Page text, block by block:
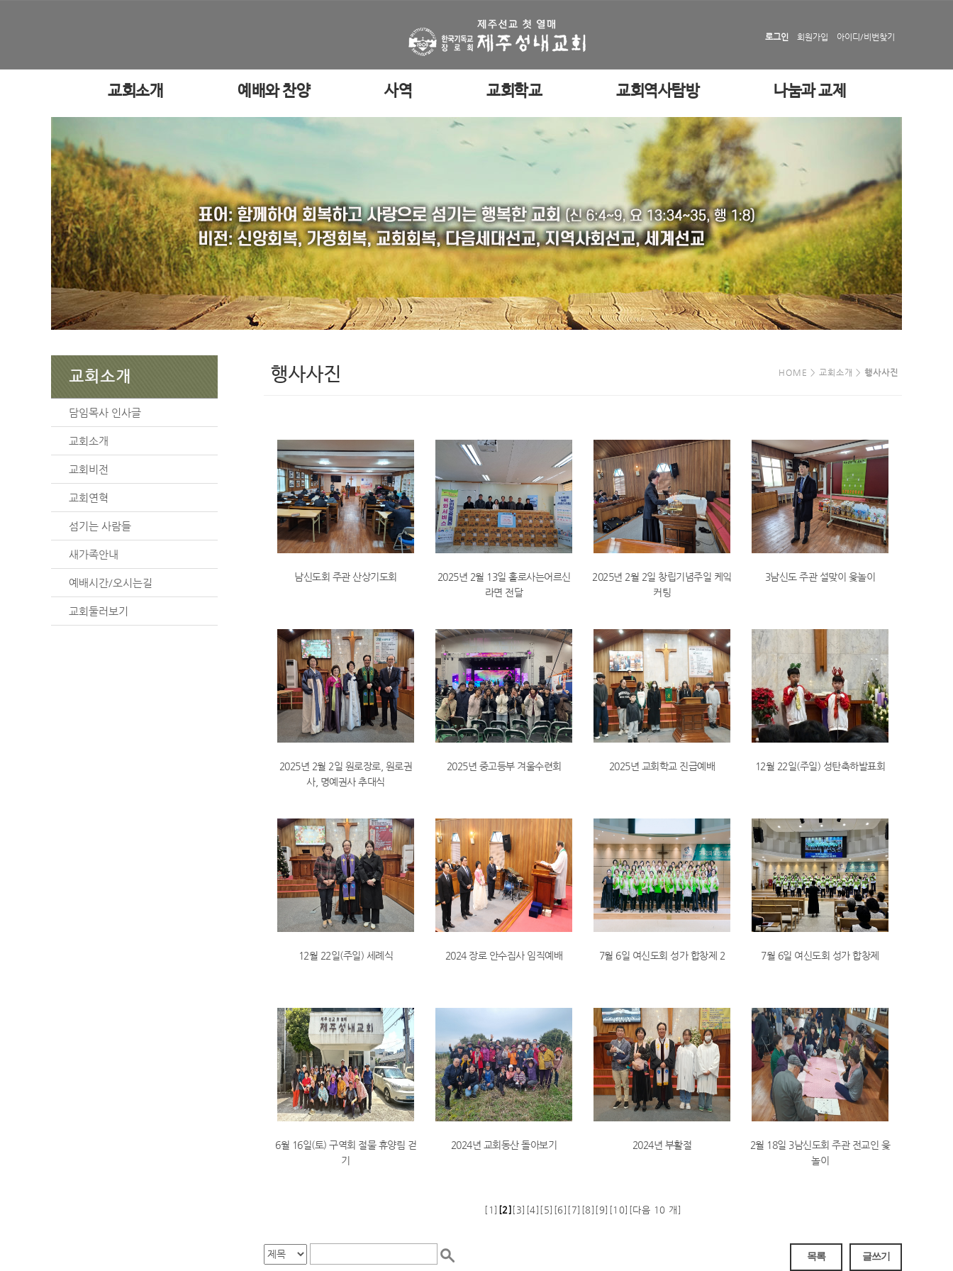
로그인 회원가입 아이디/비번찾기
교회소개 예배와 찬양 사역 교회학교 교회역사탐방 나눔과 교제
교회소개
담임목사 인사글
교회소개
교회비전
교회연혁
섬기는 사람들
새가족안내
예배시간/오시는길
교회둘러보기
행사사진 HOME > 교회소개 > 행사사진
남신도회 주관 산상기도회
2025년 2월 13일 홀로사는어르신
라면 전달
2025년 2월 2일 창립기념주일 케잌
커팅
3남신도 주관 설맞이 윷놀이
2025년 2월 2일 원로장로, 원로권
사, 명예권사 추대식
2025년 중고등부 겨울수련회 2025년 교회학교 진급예배 12월 22일(주일) 성탄축하발표회
12월 22일(주일) 세례식 2024 장로 안수집사 임직예배 7월 6일 여신도회 성가 합창제 2 7월 6일 여신도회 성가 합창제
6월 16일(토) 구역회 절물 휴양림 걷
기
2024년 교회동산 돌아보기 2024년 부활절
2월 18일 3남신도회 주관 전교인 윷
놀이
[1] [2] [3] [4] [5] [6] [7] [8] [9] [10] [다음 10 개]
목록 글쓰기